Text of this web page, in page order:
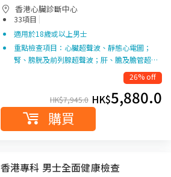
香港心臟診斷中心
33項目 |
適用於18歲或以上男士
重點檢查項目：心臟超聲波、靜態心電圖；
腎、膀胱及前列腺超聲波；肝、膽及膽管超…
26% off
HK$7,945.0 HK$5,880.0
購買
香港專科 男士全面健康檢查